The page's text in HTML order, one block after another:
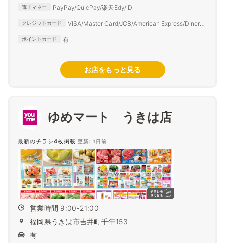
電子マネー PayPay/QuicPay/楽天Edy/iD
クレジットカード
VISA/Master Card/JCB/American Express/Diners
ポイントカード 有
お店をもっと見る
ゆめマート うきは店
最新のチラシ4枚掲載 更新: 1日前
営業時間 9:00-21:00
福岡県うきは市吉井町千年153
有